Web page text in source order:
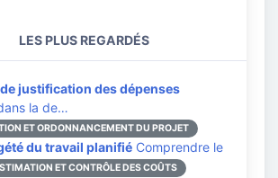
LES PLUS REGARDÉS
justification des dépenses
la de…
ET ORDONNANCEMENT DU PROJET
du travail planifié Comprendre le
ET CONTRÔLE DES COÛTS